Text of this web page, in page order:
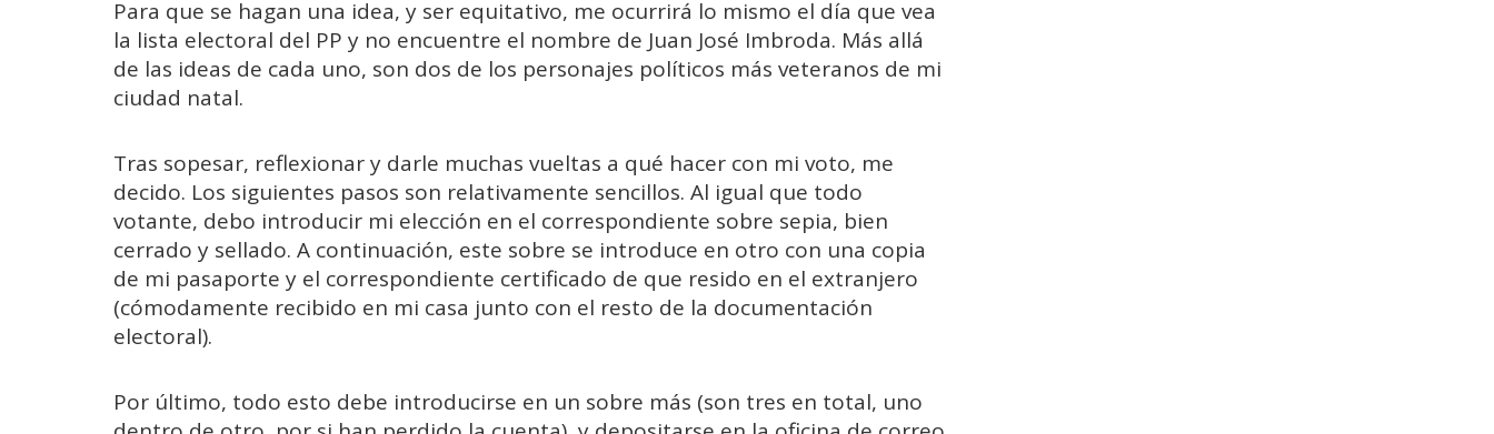
Para que se hagan una idea, y ser equitativo, me ocurrirá lo mismo el día que vea
la lista electoral del PP y no encuentre el nombre de Juan José Imbroda. Más allá
de las ideas de cada uno, son dos de los personajes políticos más veteranos de mi
ciudad natal.
Tras sopesar, reflexionar y darle muchas vueltas a qué hacer con mi voto, me
decido. Los siguientes pasos son relativamente sencillos. Al igual que todo
votante, debo introducir mi elección en el correspondiente sobre sepia, bien
cerrado y sellado. A continuación, este sobre se introduce en otro con una copia
de mi pasaporte y el correspondiente certificado de que resido en el extranjero
(cómodamente recibido en mi casa junto con el resto de la documentación
electoral).
Por último, todo esto debe introducirse en un sobre más (son tres en total, uno